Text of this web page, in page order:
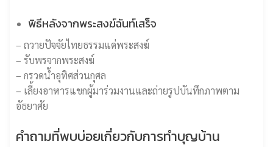
พิธีหลังจากพระสงฆ์ฉันท์เสร็จ
– ถวายปัจจัยไทยธรรมแด่พระสงฆ์
– รับพรจากพระสงฆ์
– กรวดน้ำอุทิศส่วนกุศล
– เลี้ยงอาหารแขกผู้มาร่วมงานและถ่ายรูปบันทึกภาพตาม
อัธยาศัย
คำถามที่พบบ่อยเกี่ยวกับการทำบุญบ้าน